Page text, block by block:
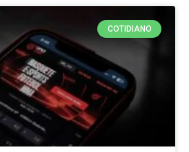
COTIDIANO